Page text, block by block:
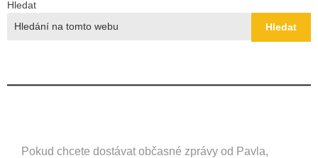
Hledat
Hledat
Pokud chcete dostávat občasné zprávy od Pavla,